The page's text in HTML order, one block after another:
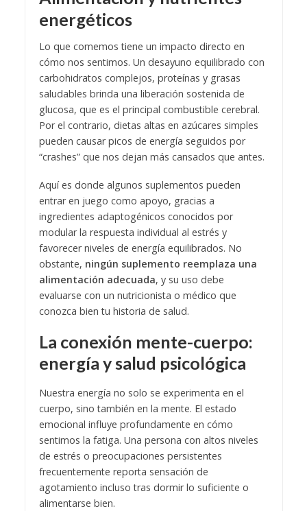
energéticos
Lo que comemos tiene un impacto directo en
cómo nos sentimos. Un desayuno equilibrado con
carbohidratos complejos, proteínas y grasas
saludables brinda una liberación sostenida de
glucosa, que es el principal combustible cerebral.
Por el contrario, dietas altas en azúcares simples
pueden causar picos de energía seguidos por
“crashes” que nos dejan más cansados que antes.
Aquí es donde algunos suplementos pueden
entrar en juego como apoyo, gracias a
ingredientes adaptogénicos conocidos por
modular la respuesta individual al estrés y
favorecer niveles de energía equilibrados. No
obstante, ningún suplemento reemplaza una
alimentación adecuada, y su uso debe
evaluarse con un nutricionista o médico que
conozca bien tu historia de salud.
La conexión mente-cuerpo:
energía y salud psicológica
Nuestra energía no solo se experimenta en el
cuerpo, sino también en la mente. El estado
emocional influye profundamente en cómo
sentimos la fatiga. Una persona con altos niveles
de estrés o preocupaciones persistentes
frecuentemente reporta sensación de
agotamiento incluso tras dormir lo suficiente o
alimentarse bien.